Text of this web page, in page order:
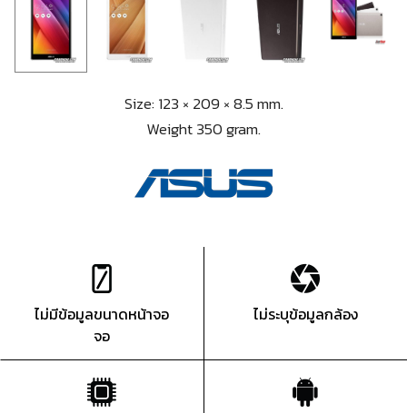
Size: 123 × 209 × 8.5 mm.
Weight 350 gram.
ไม่มีข้อมูลขนาดหน้าจอ
จอ
ไม่ระบุข้อมูลกล้อง